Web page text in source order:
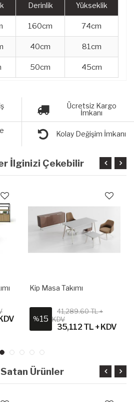
Derinlik Yükseklik
160cm 74cm
40cm 81cm
50cm 45cm
Ücretsiz Kargo
İmkanı
Kolay Değişim İmkanı
İlginizi Çekebilir
Kip Masa Takımı
%15
41,289.60 TL +
KDV
35,112 TL + KDV
Ürünler